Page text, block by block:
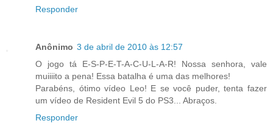
Responder
Anônimo 3 de abril de 2010 às 12:57
O jogo tá E-S-P-E-T-A-C-U-L-A-R! Nossa senhora, vale
muiiiito a pena! Essa batalha é uma das melhores!
Parabéns, ótimo vídeo Leo! E se você puder, tenta fazer
um vídeo de Resident Evil 5 do PS3... Abraços.
Responder